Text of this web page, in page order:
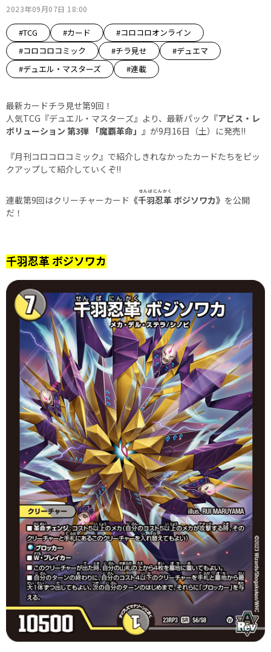
2023年09月07日 18:00
#TCG #カード
#コロコロオンライン
#コロコロコミック
#チラ見せ
#デュエマ
#デュエル・マスターズ
#連載
最新カードチラ見せ第9回！
人気TCG『デュエル・マスターズ』より、最新パック 『アビス・レ
ボリューション 第3弾 「魔覇革命」』 が9月16日（土）に発売!!
『月刊コロコロコミック』で紹介しきれなかったカードたちをピッ
クアップして紹介していくぞ!!
連載第9回はクリーチャーカード 《千羽忍革
せんばにんかく
ボジソワカ》 を公開
だ！
千羽忍革 ボジソワカ